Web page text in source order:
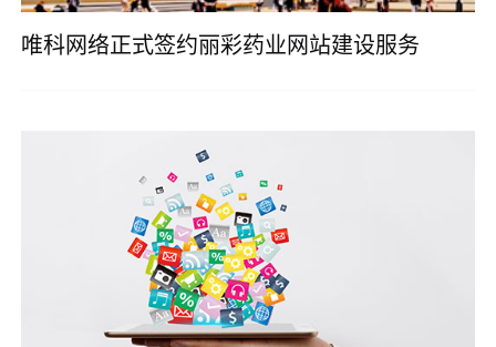
唯科网络正式签约丽彩药业网站建设服务